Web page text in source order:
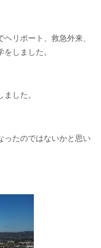
リポート、救急外来、
しました。
した。
ったのではないかと思い